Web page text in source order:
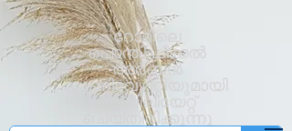
റോമിലെ
പൊന്തിഫിക്കൽ
അർബൻ
യൂണിവേഴ്സിറ്റിയുമായി
അഫിലിയേറ്റ്
ചെയ്തിരിക്കുന്നു